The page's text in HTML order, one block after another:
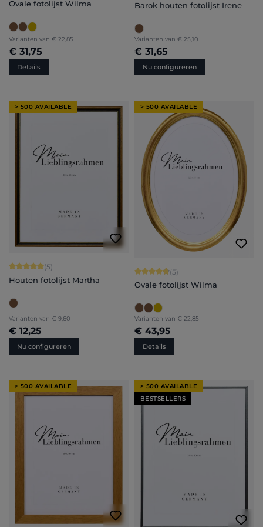
Ovale fotolijst Wilma
Varianten van € 22,85
€ 31,75
Details
Barok houten fotolijst Irene
Varianten van € 25,10
€ 31,65
Nu configureren
> 500 AVAILABLE
Gemiddelde waardering van 5 van 5 sterren
(5)
Houten fotolijst Martha
Varianten van € 9,60
€ 12,25
Nu configureren
> 500 AVAILABLE
Gemiddelde waardering van 4.8 van
(5)
Ovale fotolijst Wilma
Varianten van € 22,85
€ 43,95
Details
> 500 AVAILABLE
> 500 AVAILABLE
BESTSELLERS